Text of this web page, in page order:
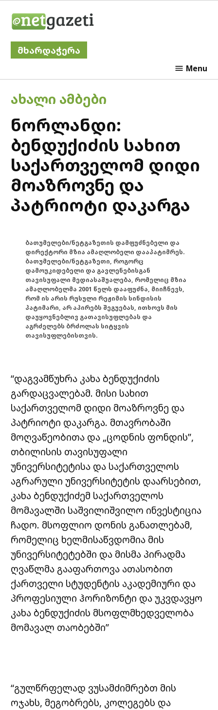
მხარდაჭერა
Menu
POSTED
IN
ᲐᲮᲐᲚᲘ ᲐᲛᲑᲔᲑᲘ
ნორლანდი:
ბენდუქიძის სახით
საქართველომ დიდი
მოაზროვნე და
პატრიოტი დაკარგა
ბათუმელები/ნეტგაზეთის დამფუძნებელი და
დირექტორი მზია ამაღლობელი დააპატიმრეს.
ბათუმელები/ნეტგაზეთი, როგორც
დამოუკიდებელი და გავლენებისგან
თავისუფალი მედიასაშუალება, რომელიც მზია
ამაღლობელმა 2001 წელს დააფუძნა, მიიჩნევს,
რომ ის არის რუსული რეჟიმის სინდისის
პატიმარი, არ აპირებს შეგუებას, ითხოვს მის
დაუყოვნებლივ გათავისუფლებას და
აგრძელებს ბრძოლას სიტყვის
თავისუფლებისთვის.
“დაგვამწუხრა კახა ბენდუქიძის
გარდაცვალებამ. მისი სახით
საქართველომ დიდი მოაზროვნე და
პატრიოტი დაკარგა. მთავრობაში
მოღვაწეობითა და „ცოდნის ფონდის”,
თბილისის თავისუფალი
უნივერსიტეტისა და საქართველოს
აგრარული უნივერსიტეტის დაარსებით,
კახა ბენდუქიძემ საქართველოს
მომავალში საშვილიშვილო ინვესტიცია
ჩადო. მსოფლიო დონის განათლებამ,
რომელიც ხელმისაწვდომია მის
უნივერსიტეტებში და მისმა პირადმა
ღვაწლმა გააფართოვა ათასობით
ქართველი სტუდენტის აკადემიური და
პროფესიული ჰორიზონტი და უკვდავყო
კახა ბენდუქიძის მსოფლმხედველობა
მომავალ თაობებში”
“გულწრფელად ვუსამძიმრებთ მის
ოჯახს, მეგობრებს, კოლეგებს და